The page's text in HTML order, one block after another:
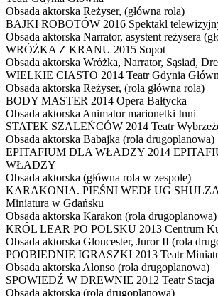
Obsada aktorska Reżyser, (główna rola)
BAJKI ROBOTÓW 2016 Spektakl
Obsada aktorska Narrator, asystent reżysera
WRÓŻKA Z KRANU 2015 Sopot
Obsada aktorska Wróżka, Narrator, Sąsiad,
WIELKIE CIASTO 2014 Teatr Gdynia
Obsada aktorska Reżyser, (rola główna rola)
BODY MASTER 2014 Opera Bałtycka
Obsada aktorska Animator marionetki Inni
STATEK SZALEŃCÓW 2014 Teatr
Obsada aktorska Babajka (rola drugoplanowa)
EPITAFIUM DLA WŁADZY 2014
WŁADZY
Obsada aktorska (główna rola w zespole)
KARAKONIA. PIEŚNI WEDŁUG SHULZA
Miniatura w Gdańsku
Obsada aktorska Karakon (rola drugoplanowa)
KRÓL LEAR PO POLSKU 2013 Centrum
Obsada aktorska Gloucester, Juror II (rola
POOBIEDNIE IGRASZKI 2013 Teatr
Obsada aktorska Alonso (rola drugoplanowa)
SPOWIEDŹ W DREWNIE 2012 Teatr Stacja
Obsada aktorska (rola drugoplanowa)